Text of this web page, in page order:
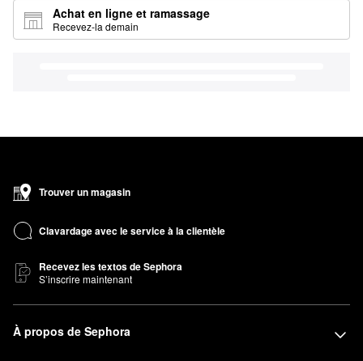
Achat en ligne et ramassage
Recevez-la demain
Trouver un magasin
Clavardage avec le service à la clientèle
Recevez les textos de Sephora
S’inscrire maintenant
À propos de Sephora